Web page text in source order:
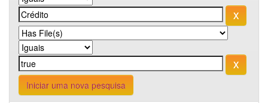
Iniciar uma nova pesquisa